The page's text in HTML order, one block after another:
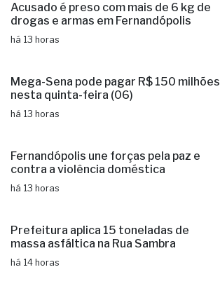
Acusado é preso com mais de 6 kg de
drogas e armas em Fernandópolis
há 13 horas
Mega-Sena pode pagar R$ 150 milhões
nesta quinta-feira (06)
há 13 horas
Fernandópolis une forças pela paz e
contra a violência doméstica
há 13 horas
Prefeitura aplica 15 toneladas de
massa asfáltica na Rua Sambra
há 14 horas